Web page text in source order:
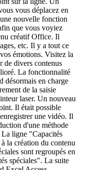
vous déplacez en
nouvelle fonction
que vous voyiez
créatif Office. Il
etc. Il y a tout ce
émotions. Visitez la
de divers contenus
La fonctionnalité
désormais en charge
de la saisie
laser. Un nouveau
Il était possible
une vidéo. Il
d'une méthode
ligne "Capacités
la création du contenu
sont regroupés en
spéciales". La suite